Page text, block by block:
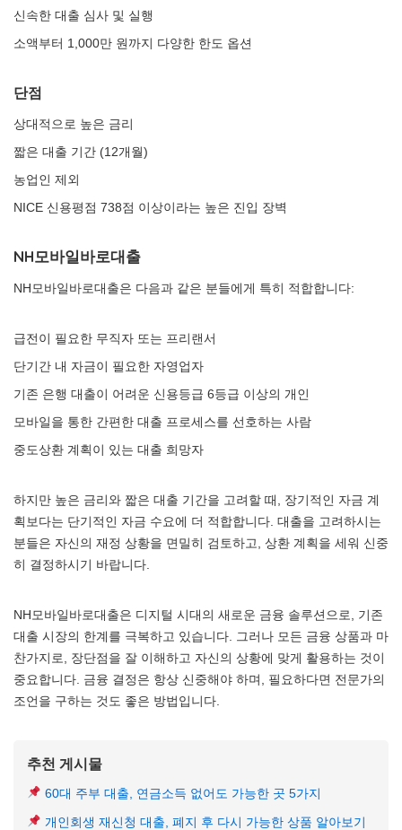
신속한 대출 심사 및 실행
소액부터 1,000만 원까지 다양한 한도 옵션
단점
상대적으로 높은 금리
짧은 대출 기간 (12개월)
농업인 제외
NICE 신용평점 738점 이상이라는 높은 진입 장벽
NH모바일바로대출
NH모바일바로대출은 다음과 같은 분들에게 특히 적합합니다:
급전이 필요한 무직자 또는 프리랜서
단기간 내 자금이 필요한 자영업자
기존 은행 대출이 어려운 신용등급 6등급 이상의 개인
모바일을 통한 간편한 대출 프로세스를 선호하는 사람
중도상환 계획이 있는 대출 희망자
하지만 높은 금리와 짧은 대출 기간을 고려할 때, 장기적인 자금 계
획보다는 단기적인 자금 수요에 더 적합합니다. 대출을 고려하시는
분들은 자신의 재정 상황을 면밀히 검토하고, 상환 계획을 세워 신중
히 결정하시기 바랍니다.
NH모바일바로대출은 디지털 시대의 새로운 금융 솔루션으로, 기존
대출 시장의 한계를 극복하고 있습니다. 그러나 모든 금융 상품과 마
찬가지로, 장단점을 잘 이해하고 자신의 상황에 맞게 활용하는 것이
중요합니다. 금융 결정은 항상 신중해야 하며, 필요하다면 전문가의
조언을 구하는 것도 좋은 방법입니다.
추천 게시물
60대 주부 대출, 연금소득 없어도 가능한 곳 5가지
개인회생 재신청 대출, 폐지 후 다시 가능한 상품 알아보기